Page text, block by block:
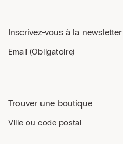
Inscrivez-vous à la newsletter
Trouver une boutique